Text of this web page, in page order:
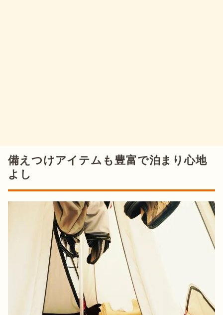
備えつけアイテムも豊富で泊まり心地
よし